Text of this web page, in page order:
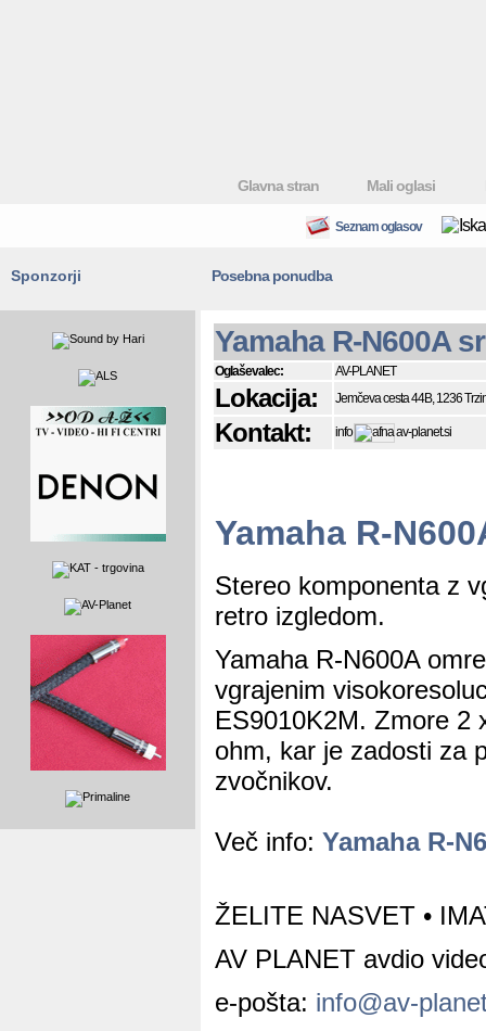
Glavna stran Mali oglasi
Seznam oglasov
Sponzorji Posebna ponudba
Yamaha R-N600A
Oglaševalec: AV-PLANET
Lokacija: Jemčeva cesta 44B, 1236
Kontakt: info av-planet.si
Yamaha R-
Stereo komponenta z
retro izgledom.
Yamaha R-N600A
vgrajenim
ES9010K2M. Zmore 2
ohm, kar je zadosti za
zvočnikov.
Več info: Yamaha R-
ŽELITE NASVET •
AV PLANET avdio
e-pošta: info@av-